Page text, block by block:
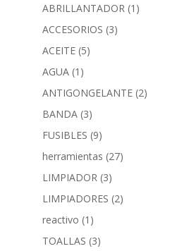
ABRILLANTADOR (1)
ACCESORIOS (3)
ACEITE (5)
AGUA (1)
ANTIGONGELANTE (2)
BANDA (3)
FUSIBLES (9)
herramientas (27)
LIMPIADOR (3)
LIMPIADORES (2)
reactivo (1)
TOALLAS (3)